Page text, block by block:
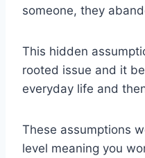
someone, they
This hidden
rooted issue and it
everyday life and
These assumptions
level meaning you